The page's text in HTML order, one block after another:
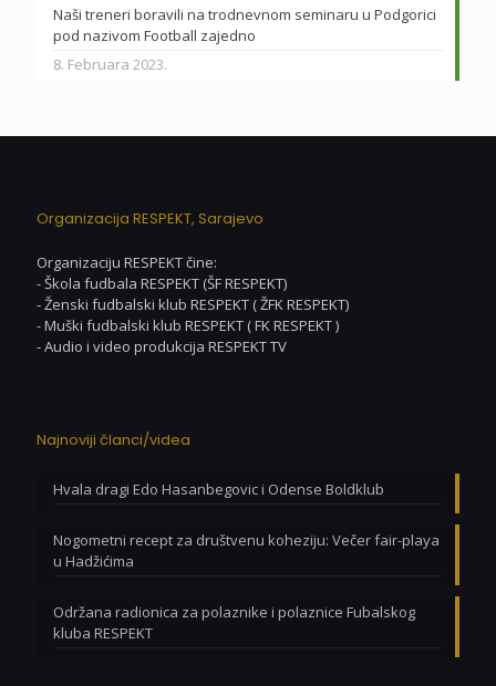
Naši treneri boravili na trodnevnom seminaru u Podgorici
pod nazivom Football zajedno
8. Februara 2023.
Organizacija RESPEKT, Sarajevo
Organizaciju RESPEKT čine:
- Škola fudbala RESPEKT (ŠF RESPEKT)
- Ženski fudbalski klub RESPEKT ( ŽFK RESPEKT)
- Muški fudbalski klub RESPEKT ( FK RESPEKT )
- Audio i video produkcija RESPEKT TV
Najnoviji članci/videa
Hvala dragi Edo Hasanbegovic i Odense Boldklub
Nogometni recept za društvenu koheziju: Večer fair-playa
u Hadžićima
Održana radionica za polaznike i polaznice Fubalskog
kluba RESPEKT